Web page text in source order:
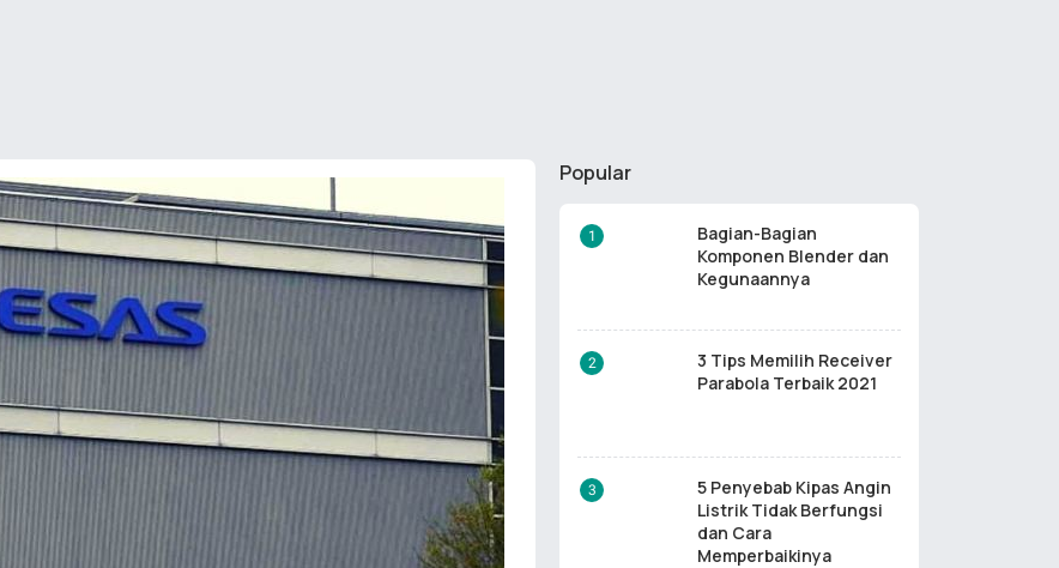
Popular
Bagian-Bagian
Komponen Blender dan
Kegunaannya
3 Tips Memilih Receiver
Parabola Terbaik 2021
5 Penyebab Kipas Angin
Listrik Tidak Berfungsi
dan Cara
Memperbaikinya